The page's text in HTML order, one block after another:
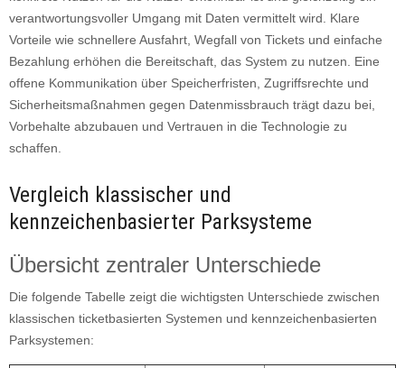
verantwortungsvoller Umgang mit Daten vermittelt wird. Klare
Vorteile wie schnellere Ausfahrt, Wegfall von Tickets und einfache
Bezahlung erhöhen die Bereitschaft, das System zu nutzen. Eine
offene Kommunikation über Speicherfristen, Zugriffsrechte und
Sicherheitsmaßnahmen gegen Datenmissbrauch trägt dazu bei,
Vorbehalte abzubauen und Vertrauen in die Technologie zu
schaffen.
Vergleich klassischer und
kennzeichenbasierter Parksysteme
Übersicht zentraler Unterschiede
Die folgende Tabelle zeigt die wichtigsten Unterschiede zwischen
klassischen ticketbasierten Systemen und kennzeichenbasierten
Parksystemen: